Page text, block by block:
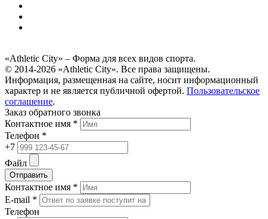
«Athletic City» – Форма для всех видов спорта.
© 2014-2026 «Athletic City». Все права защищены.
Информация, размещенная на сайте, носит информационный
характер и не является публичной офертой. Пользовательское
соглашение.
Заказ обратного звонка
Контактное имя *
Телефон *
+7
Файл
Отправить
Контактное имя *
E-mail *
Телефон